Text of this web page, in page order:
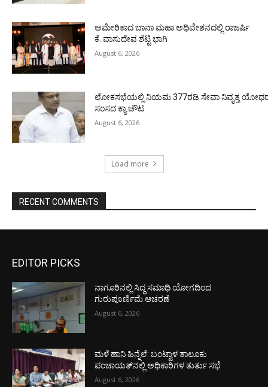
ಅಮೇರಿಕಾದ ಬಾನಾ ಮಹಾ ಅಧಿವೇಶನದಲ್ಲಿ ರಾಜರ್ಷಿ
ಕೆ. ವಾಸುದೇವ ಶೆಟ್ಟಿ ಭಾಗಿ
August 6, 2026
ಲೋಕಸಭೆಯಲ್ಲಿ ನಿಯಮ 377ರಡಿ ಸೇವಾ ನಿವೃತ್ತ
ಸಂಸದ ಕ್ಯಾ.ಚೌಟ
August 6, 2026
Load more
RECENT COMMENTS
EDITOR PICKS
ನಾಗೂರಿನಲ್ಲಿ ಸಿದ್ಧ ಸಮಾಧಿ ಯೋಗದಿಂದ
ಗುರುಪೂರ್ಣಿಮೆ ಆಚರಣೆ
August 6, 2026
ಮಳೆ ಹಾನಿ ಹಿನ್ನೆಲೆ: ಬಂಟ್ವಾಳ ತಾಲೂಕು
ಪಂಚಾಯತ್‌ನಲ್ಲಿ ಅಧಿಕಾರಿಗಳ ತುರ್ತು ಸಭೆ
August 6, 2026